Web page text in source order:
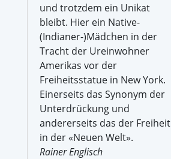
und trotzdem ein Unikat
bleibt. Hier ein Native-
(Indianer-)Mädchen in der
Tracht der Ureinwohner
Amerikas vor der
Freiheitsstatue in New York.
Einerseits das Synonym der
Unterdrückung und
andererseits das der Freiheit
in der «Neuen Welt».
Rainer Englisch